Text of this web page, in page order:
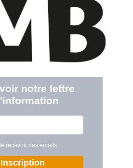
notre lettre
recevoir des emails
Inscription